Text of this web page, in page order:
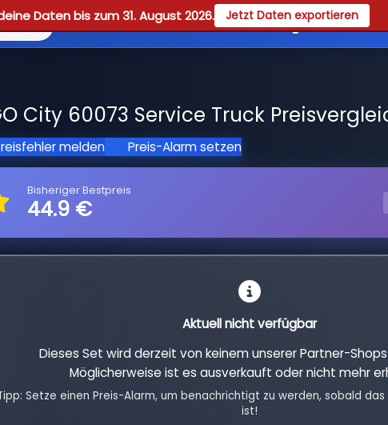
Daten bis zum 31. August 2026. Jetzt Daten exportieren
Reviews Guides Registrieren
City 60073 Service Truck
melden Preis-Alarm setzen
Bisheriger Bestpreis
44.9 €
Aktuell nicht verfügbar
Dieses Set wird derzeit von keinem unserer Partner-
Möglicherweise ist es ausverkauft oder nicht mehr
Setze einen Preis-Alarm, um benachrichtigt zu werden, sobald
ist!